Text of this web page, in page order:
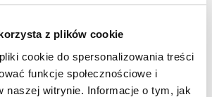
z plików cookie
cookie do spersonalizowania treści
funkcje społecznościowe i
naszej witrynie. Informacje o tym, jak
architektura
na Rzeszów